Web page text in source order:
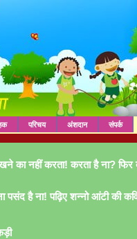
परिचय अंशदान संपर्क
का नहीं करता! करता है ना? फिर
है ना! पढ़िए शन्नो आंटी की